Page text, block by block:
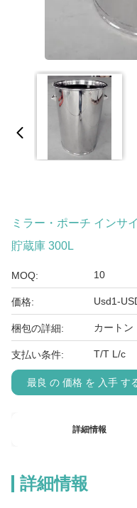
ミラー・ポーチ インサ
貯蔵庫 300L
MOQ: 10
価格: Usd1-
梱包の詳細: カートン
支払い条件: T/T L/c
最良 の 価格 を 入手 す
詳細情報
詳細情報